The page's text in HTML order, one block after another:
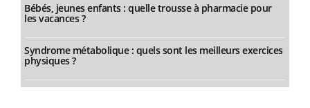
Bébés, jeunes enfants : quelle trousse à pharmacie pour
les vacances ?
Syndrome métabolique : quels sont les meilleurs exercices
physiques ?